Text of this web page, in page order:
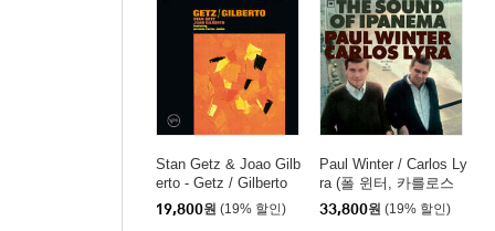
Stan Getz & Joao Gilb
erto - Getz / Gilberto
(스탄 게츠 & 조앙 질베
르토)
19,800원 (19% 할인)
Paul Winter / Carlos Ly
ra (폴 윈터, 카를로스
리라) - The Sound Of I
panema [LP]
33,800원 (19% 할인)